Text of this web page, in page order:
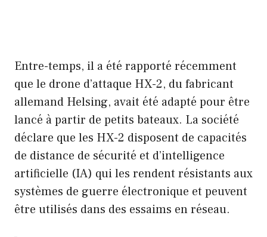
Entre-temps, il a été rapporté récemment
que le drone d’attaque HX-2, du fabricant
allemand Helsing, avait été adapté pour être
lancé à partir de petits bateaux. La société
déclare que les HX-2 disposent de capacités
de distance de sécurité et d’intelligence
artificielle (IA) qui les rendent résistants aux
systèmes de guerre électronique et peuvent
être utilisés dans des essaims en réseau.